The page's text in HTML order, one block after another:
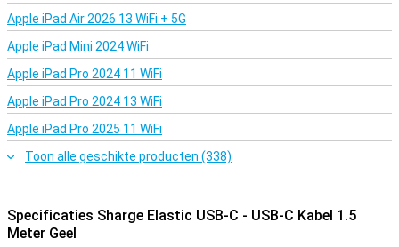
Apple iPad Air 2026 13 WiFi + 5G
Apple iPad Mini 2024 WiFi
Apple iPad Pro 2024 11 WiFi
Apple iPad Pro 2024 13 WiFi
Apple iPad Pro 2025 11 WiFi
Toon alle geschikte producten (338)
Specificaties Sharge Elastic USB-C - USB-C Kabel 1.5
Meter Geel